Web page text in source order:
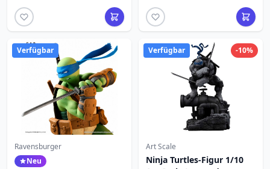
Verfügbar
Ravensburger
Neu
-10%
Verfügbar
Art Scale
Ninja Turtles-Figur 1/10